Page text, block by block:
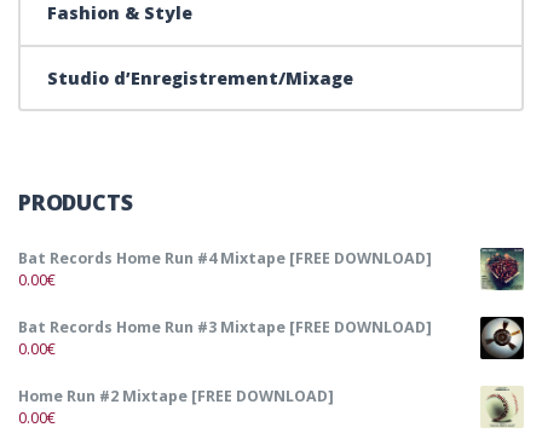
Fashion & Style
Studio d’Enregistrement/Mixage
PRODUCTS
Bat Records Home Run #4 Mixtape [FREE DOWNLOAD]
0.00€
Bat Records Home Run #3 Mixtape [FREE DOWNLOAD]
0.00€
Home Run #2 Mixtape [FREE DOWNLOAD]
0.00€